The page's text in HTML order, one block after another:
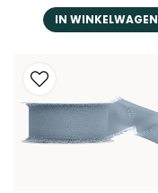
IN WINKELWAGEN